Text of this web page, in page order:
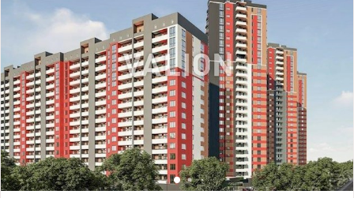
сьогодення. Меблі та техніка при продажу залишаються. В
будинку є облаштоване укриття, встановлено генератор для
системи опалення. Для мешканців будинку є закрита парковка.
Розвинена інфраструктура поруч: дитячі садки, школи та лікарні
в пішій доступності. Зручна транспортна розв'язка, поруч
магазини, супермаркети. Дзвоніть, організуємо швидкий показ.
Ціна 103000 у.о. Марина 0937935908 valion.ua/1129583